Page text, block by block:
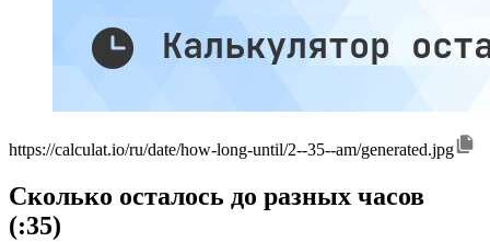
https://calculat.io/ru/date/how-long-until/2--35--am/generated.jpg
Сколько осталось до разных часов
(:35)